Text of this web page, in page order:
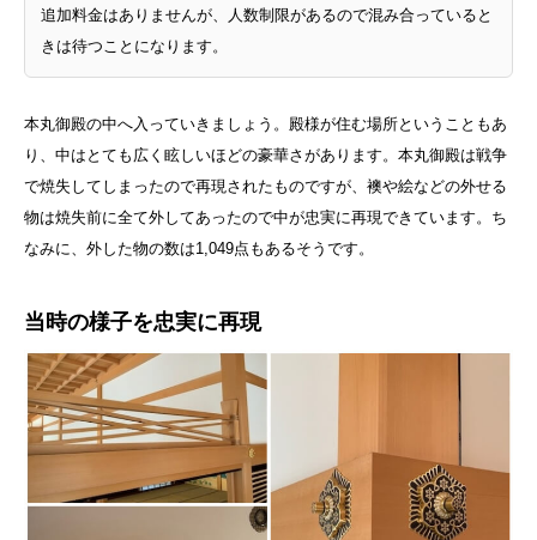
追加料金はありませんが、人数制限があるので混み合っていると
きは待つことになります。
本丸御殿の中へ入っていきましょう。殿様が住む場所ということもあ
り、中はとても広く眩しいほどの豪華さがあります。本丸御殿は戦争
で焼失してしまったので再現されたものですが、襖や絵などの外せる
物は焼失前に全て外してあったので中が忠実に再現できています。ち
なみに、外した物の数は1,049点もあるそうです。
当時の様子を忠実に再現